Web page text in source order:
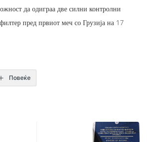
да одиграа две силни контролни
пред првиот меч со Грузија на 17
Повеќе